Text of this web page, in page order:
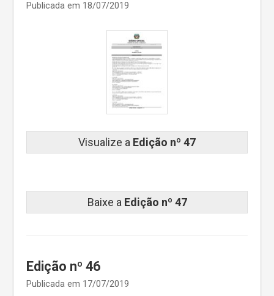
Publicada em 18/07/2019
Visualize a Edição nº 47
Baixe a Edição nº 47
Edição nº 46
Publicada em 17/07/2019